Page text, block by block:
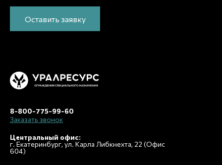
Оставить заявку
8-800-775-99-60
Заказать звонок
Центральный офис:
г. Екатеринбург, ул. Карла Либкнехта, 22 (Офис
604)